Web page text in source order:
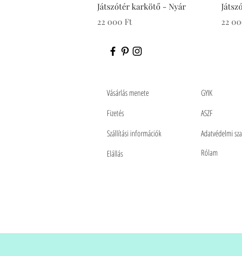
Játszótér karkötő - Nyár
Ár
22 000 Ft
Ár
22
Vásárlás menete
Fizetés
Szállítási információk
Elállás
GYIK
ASZF
Adatvédelmi
Rólam